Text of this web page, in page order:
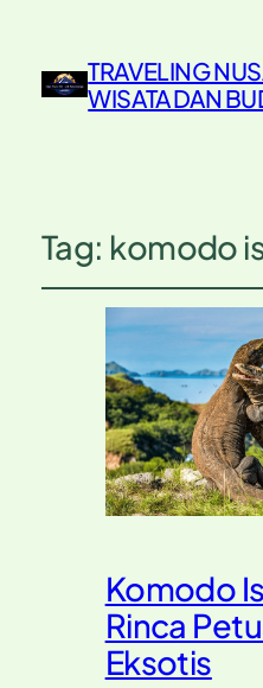
TRAVELING
WISATA DAN
Tag: komodo
Komodo
Rinca
Eksotis